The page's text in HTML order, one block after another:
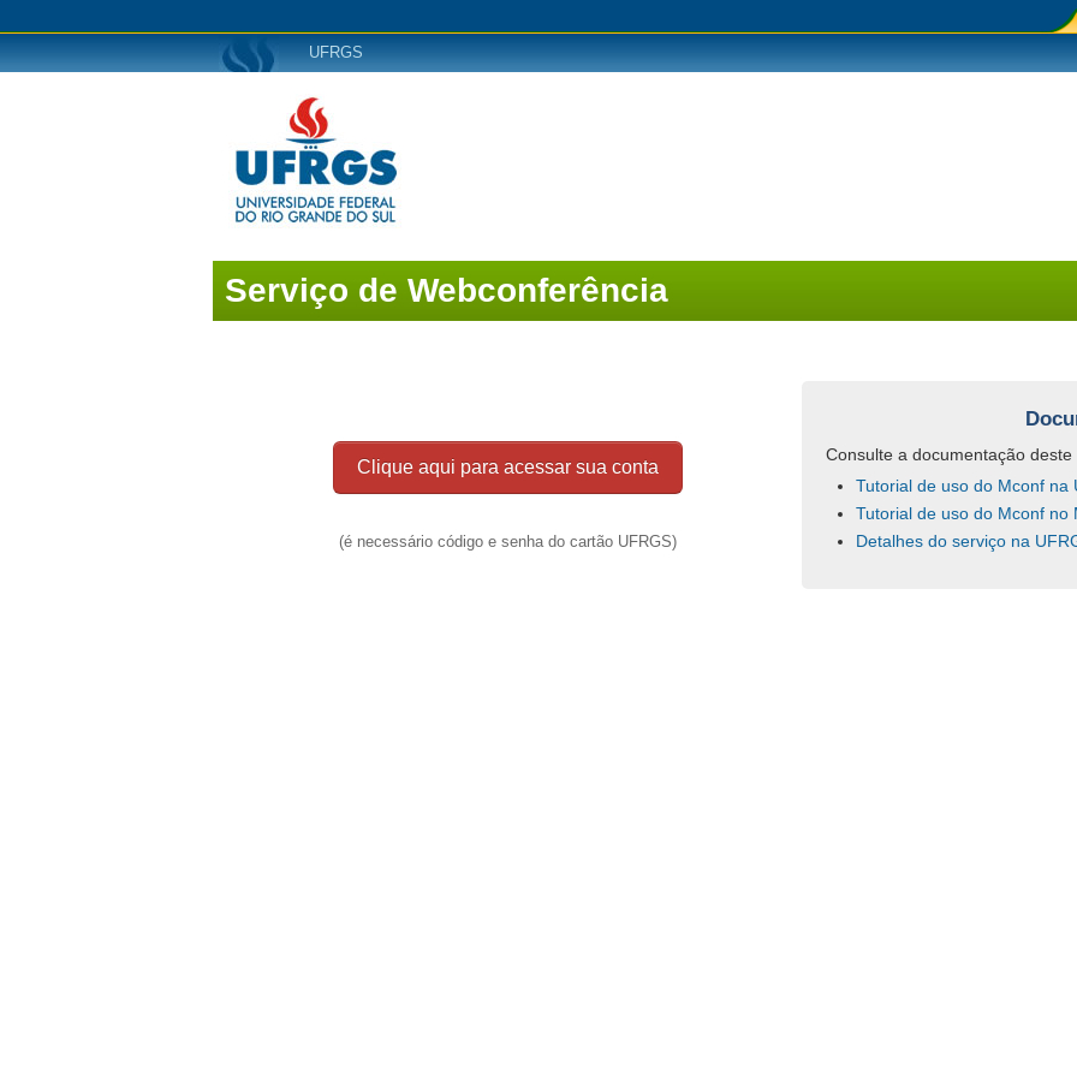
UFRGS
Serviço de Webconferência
Clique aqui para acessar sua conta
(é necessário código e senha do cartão UFRGS)
Consulte a documentação
Tutorial de uso do Mconf na
Tutorial de uso do Mconf no
Detalhes do serviço na